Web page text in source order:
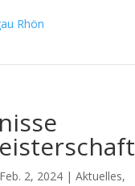
Feb. 2, 2024| Aktuelles,